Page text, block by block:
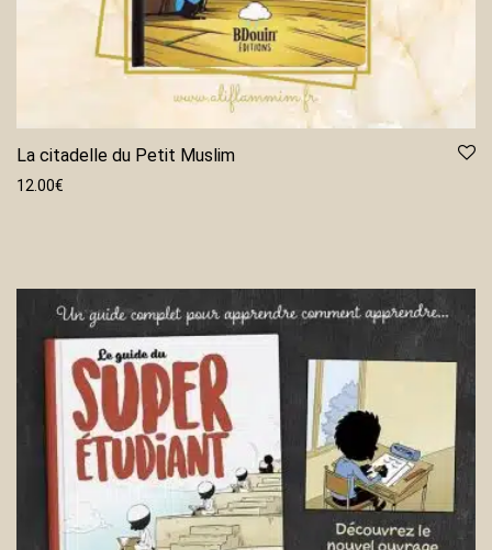
La citadelle du Petit Muslim
12.00€